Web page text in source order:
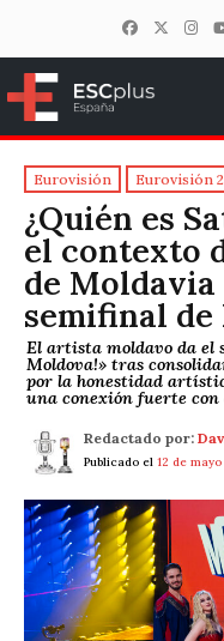
ESCplus
Eurovisión Eurovisión
¿Quién es
el contexto
de
semifinal de
El artista moldavo da el
Moldova!» tras
por la honestidad
una conexión fuerte con
Redactado por:
Publicado el 12 de